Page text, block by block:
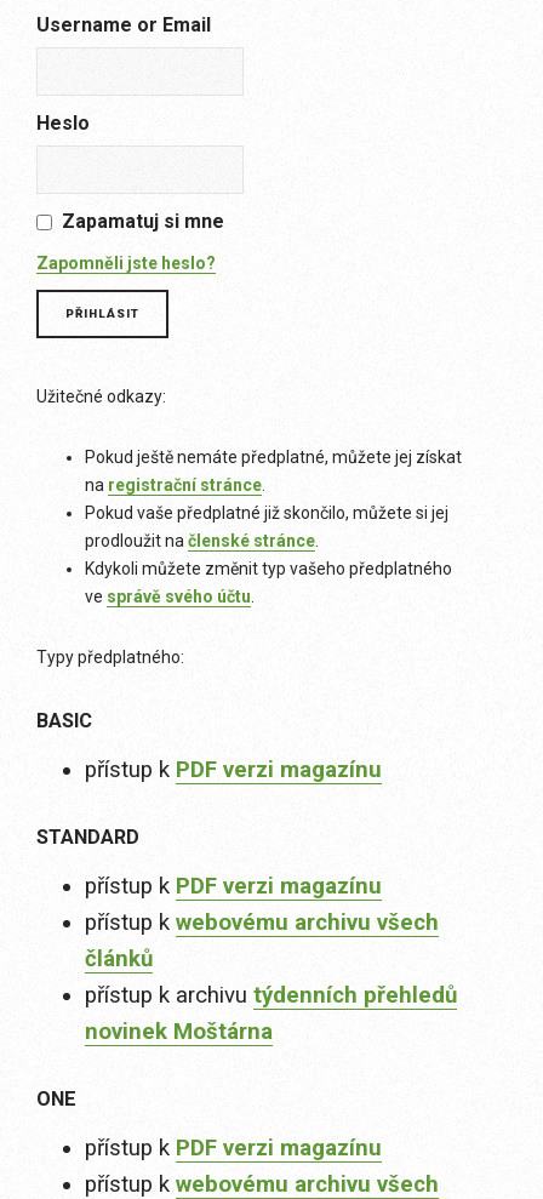
Username or Email
Heslo
Zapamatuj si mne
Zapomněli jste heslo?
Užitečné odkazy:
Pokud ještě nemáte předplatné, můžete jej získat
na registrační stránce
Pokud vaše předplatné již skončilo, můžete si jej
prodloužit na členské stránce
Kdykoli můžete změnit typ vašeho předplatného
ve správě svého účtu
Typy předplatného:
BASIC
přístup k PDF verzi magazínu
STANDARD
přístup k PDF verzi magazínu
přístup k webovému archivu všech
článků
přístup k archivu týdenních přehledů
novinek Moštárna
ONE
přístup k PDF verzi magazínu
přístup k webovému archivu všech